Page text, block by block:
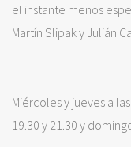
el instante menos
Martín Slipak y Julián
Miércoles y jueves a
19.30 y 21.30 y